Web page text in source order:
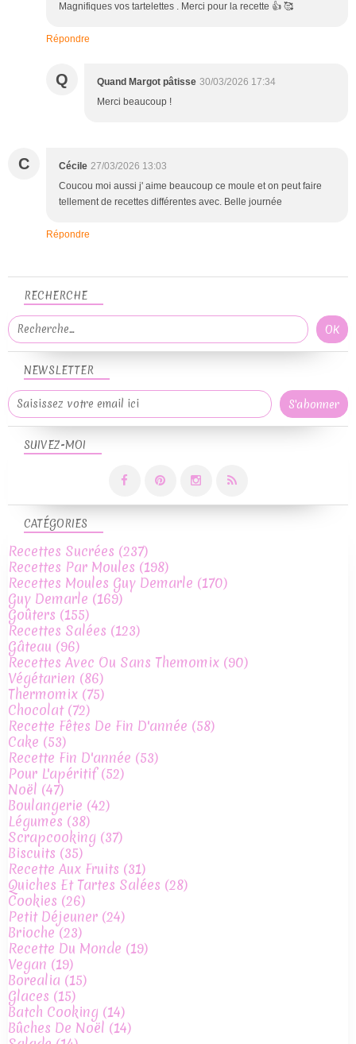
Magnifiques vos tartelettes . Merci pour la recette 👍 🥰
Répondre
Q Quand Margot pâtisse 30/03/2026 17:34
Merci beaucoup !
C Cécile 27/03/2026 13:03
Coucou moi aussi j' aime beaucoup ce moule et on peut faire
tellement de recettes différentes avec. Belle journée
Répondre
NEWSLETTER
SUIVEZ-MOI
RECHERCHE
CATÉGORIES
Recettes Sucrées (237)
Recettes Par Moules (198)
Recettes Moules Guy Demarle (170)
Guy Demarle (169)
Goûters (155)
Recettes Salées (123)
Gâteau (96)
Recettes Avec Ou Sans Themomix (90)
Végétarien (86)
Thermomix (75)
Chocolat(72)
Recette Fêtes De Fin D'année (58)
Cake (53)
Recette Fin D'année (53)
Pour L'apéritif(52)
Noël (47)
Boulangerie (42)
Légumes (38)
Scrapcooking (37)
Biscuits (35)
Recette Aux Fruits (31)
Quiches Et Tartes Salées (28)
Cookies (26)
Petit Déjeuner (24)
Brioche(23)
Recette Du Monde (19)
Vegan (19)
Borealia (15)
Glaces (15)
Batch Cooking (14)
Bûches De Noël (14)